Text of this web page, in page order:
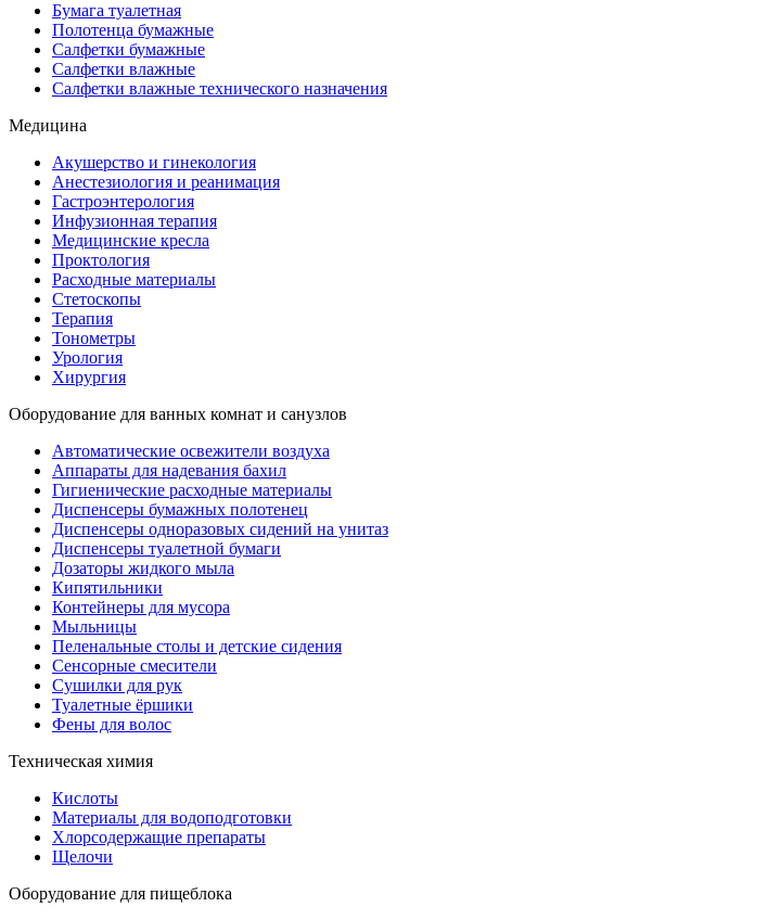
Бумага туалетная
Полотенца бумажные
Салфетки бумажные
Салфетки влажные
Салфетки влажные технического назначения
Медицина
Акушерство и гинекология
Анестезиология и реанимация
Гастроэнтерология
Инфузионная терапия
Медицинские кресла
Проктология
Расходные материалы
Стетоскопы
Терапия
Тонометры
Урология
Хирургия
Оборудование для ванных комнат и санузлов
Автоматические освежители воздуха
Аппараты для надевания бахил
Гигиенические расходные материалы
Диспенсеры бумажных полотенец
Диспенсеры одноразовых сидений на унитаз
Диспенсеры туалетной бумаги
Дозаторы жидкого мыла
Кипятильники
Контейнеры для мусора
Мыльницы
Пеленальные столы и детские сидения
Сенсорные смесители
Сушилки для рук
Туалетные ёршики
Фены для волос
Техническая химия
Кислоты
Материалы для водоподготовки
Хлорсодержащие препараты
Щелочи
Оборудование для пищеблока